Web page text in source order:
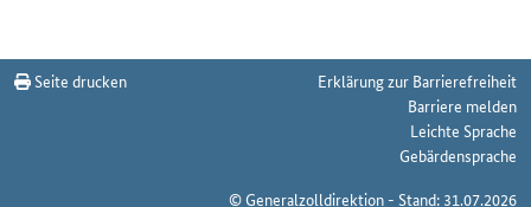
Seite drucken
Erklärung zur Barrierefreiheit
Barriere melden
Leichte Sprache
Gebärdensprache
© Generalzolldirektion - Stand: 31.07.2026